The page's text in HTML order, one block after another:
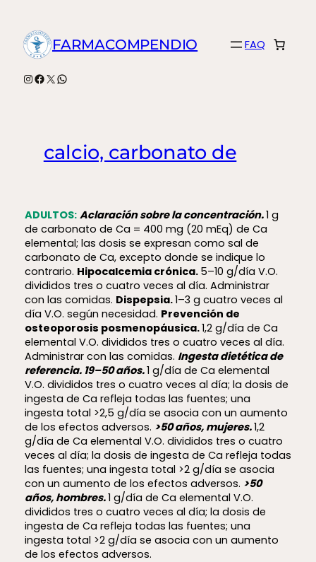
contenidoFARMACOMPENDIO FAQ
Instagram
Facebook
X WhatsApp
calcio, carbonato de
ADULTOS: Aclaración sobre la concentración.1 g
de carbonato de Ca = 400 mg (20 mEq) de Ca
elemental; las dosis se expresan como sal de
carbonato de Ca, excepto donde se indique lo
contrario. Hipocalcemia crónica. 5–10 g/día V.O.
divididos tres o cuatro veces al día. Administrar
con las comidas. Dispepsia.1–3 g cuatro veces al
día V.O. según necesidad. Prevención de
osteoporosis posmenopáusica.1,2 g/día de Ca
elemental V.O. divididos tres o cuatro veces al día.
Administrar con las comidas. Ingesta dietética de
referencia. 19–50 años.1 g/día de Ca elemental
V.O. divididos tres o cuatro veces al día; la dosis de
ingesta de Ca refleja todas las fuentes; una
ingesta total >2,5 g/día se asocia con un aumento
de los efectos adversos. >50 años, mujeres.1,2
g/día de Ca elemental V.O. divididos tres o cuatro
veces al día; la dosis de ingesta de Ca refleja todas
las fuentes; una ingesta total >2 g/día se asocia
con un aumento de los efectos adversos. >50
años, hombres.1 g/día de Ca elemental V.O.
divididos tres o cuatro veces al día; la dosis de
ingesta de Ca refleja todas las fuentes; una
ingesta total >2 g/día se asocia con un aumento
de los efectos adversos.